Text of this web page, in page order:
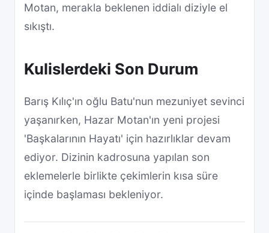
Motan, merakla beklenen iddialı diziyle el
sıkıştı.
Kulislerdeki Son Durum
Barış Kılıç'ın oğlu Batu'nun mezuniyet sevinci
yaşanırken, Hazar Motan'ın yeni projesi
'Başkalarının Hayatı' için hazırlıklar devam
ediyor. Dizinin kadrosuna yapılan son
eklemelerle birlikte çekimlerin kısa süre
içinde başlaması bekleniyor.